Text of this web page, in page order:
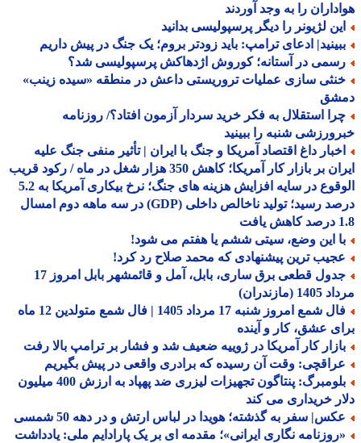
را به وجد آوردند
لژیونر را دیگر پرسپولیسی بدانید
ادعای ترامپ: باید زودتر بروم؛ یک جنگ در پیش داریم
در آستانه؛ کوروش اژدهاکش پرسپولیسی شد؟
سازی عملیات تروریستی داعش در منطقه «سیده زینب»
استقلال به فکر خرید سردار آزمون افتاد؟/ روزنامه
شنبه را ببینید
داغ اقتصاد آمریکا و جنگ با ایران | تأثیر منفی جنگ علیه
ایران بر بازار کار آمریکا؛ کاهش 350 هزار شغل در ماه / رکود قریب
الوقوع در سایه افزایش هزینه های جنگ؛ نرخ بیکاری آمریکا به 5.2
درصد رسید؛ تولید ناخالص داخلی (GDP) در سه ماهه دوم امسال
این وضع، سیتی ششم یا هفتم می شود!
ترین پیشنهادی که محمد صلاح رد کرد!
جدول قطعی برق ساری، بابل، آمل و قائمشهر بابل امروز 17
(مازندران)
فال شمع امروز شنبه 17 مرداد 1405 | فال شمع متولدین 12 ماه
عشق، کار و آینده
کار آمریکا در ژوییه ضعیف شد و فشار بر ترامپ بالا رفت
وقت آن رسیده که برادری واقعی در پیش بگیریم
بلومبرگ: پنتاگون تجهیزات لیزری ضد پهپاد به ارزش 400 میلیون
خریداری می کند
سفر به گذشته؛ هویدا در لباس ارتش و در دهه 50 شمسی
نگاری ایرانی»؛ مقدمه ای بر یک پارادایم ملی: یادداشت